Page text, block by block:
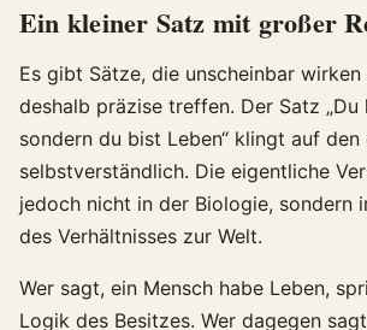
Ein kleiner Satz mit großer
Es gibt Sätze, die unscheinbar
deshalb präzise treffen. Der Satz „Du
sondern du bist Leben“ klingt auf
selbstverständlich. Die eigentliche
jedoch nicht in der Biologie, sondern
des Verhältnisses zur Welt.
Wer sagt, ein Mensch habe Leben,
Logik des Besitzes. Wer dagegen